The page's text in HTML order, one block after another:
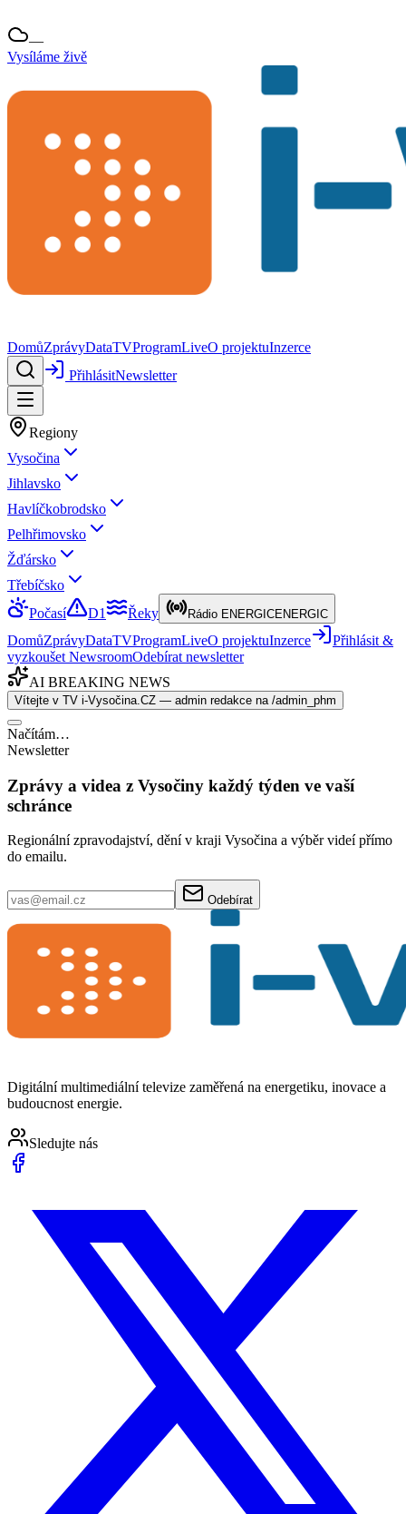
—
Vysíláme živě
DomůZprávyDataTVProgramLiveO projektuInzerce
PřihlásitNewsletter
Regiony
Vysočina
Jihlavsko
Havlíčkobrodsko
Pelhřimovsko
Žďársko
Třebíčsko
Počasí
D1 Řeky Rádio ENERGICENERGIC
DomůZprávyDataTVProgramLiveO projektuInzerce
Přihlásit &
vyzkoušet NewsroomOdebírat newsletter
AI BREAKING NEWS
Vítejte v TV i-Vysočina.CZ — admin redakce na /admin_phm
Načítám…
Newsletter
Zprávy a videa z Vysočiny každý týden ve vaší
schránce
Regionální zpravodajství, dění v kraji Vysočina a výběr videí přímo
do emailu.
Odebírat
Digitální multimediální televize zaměřená na energetiku, inovace a
budoucnost energie.
Sledujte nás